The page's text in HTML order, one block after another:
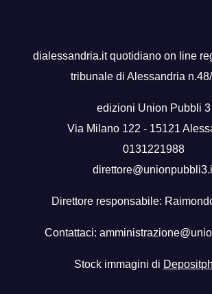
dialessandria.it quotidiano on line
tribunale di Alessandria
edizioni Union Pubbli 3
Via Milano 122 - 15121
0131221988
Direttore responsabile:
Contattaci:
Stock immagini di